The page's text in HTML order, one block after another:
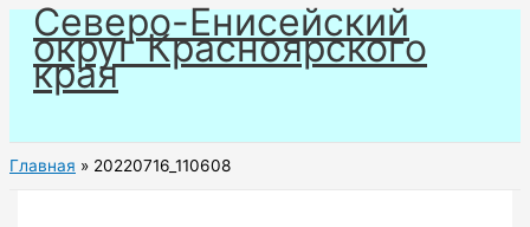
Перейти
содержимому
Северо-Енисейский
округ Красноярского
края
Главная 20220716_110608